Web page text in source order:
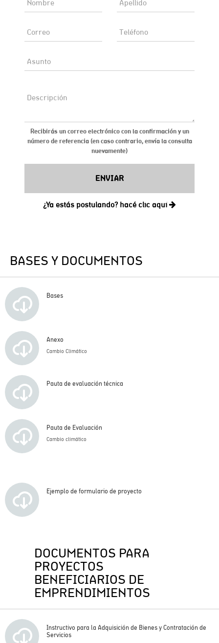
BASES Y DOCUMENTOS
Bases
Anexo
Cambio Climático
Pauta de evaluación técnica
Pauta de Evaluación
Cambio climático
Ejemplo de formulario de proyecto
DOCUMENTOS PARA
PROYECTOS
BENEFICIARIOS DE
EMPRENDIMIENTOS
Instructivo para la Adquisición de Bienes y Contratación de
Servicios